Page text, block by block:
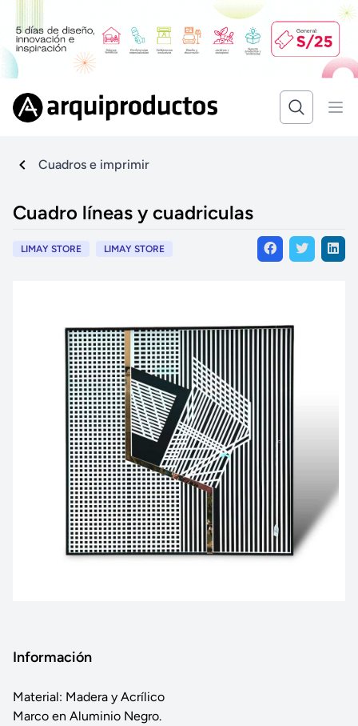
Cuadros e imprimir
Cuadro líneas y cuadriculas
LIMAY STORE LIMAY STORE
Información
Material: Madera y Acrílico
Marco en Aluminio Negro.